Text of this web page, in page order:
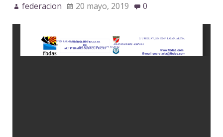
federacion 20 mayo, 2019 0